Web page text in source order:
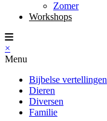
Zomer
Workshops
×
Menu
Bijbelse vertellingen
Dieren
Diversen
Familie